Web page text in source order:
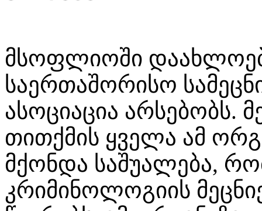
მსოფლიოში
საერთაშორისო
ასოციაცია არსებობს.
თითქმის ყველა ამ
მქონდა საშუალება,
კრიმინოლოგიის